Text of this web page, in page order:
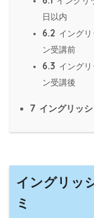
日以内
6.2 イング
ン受講前
6.3 イング
ン受講後
7 イングリッ
イングリッ
ミ